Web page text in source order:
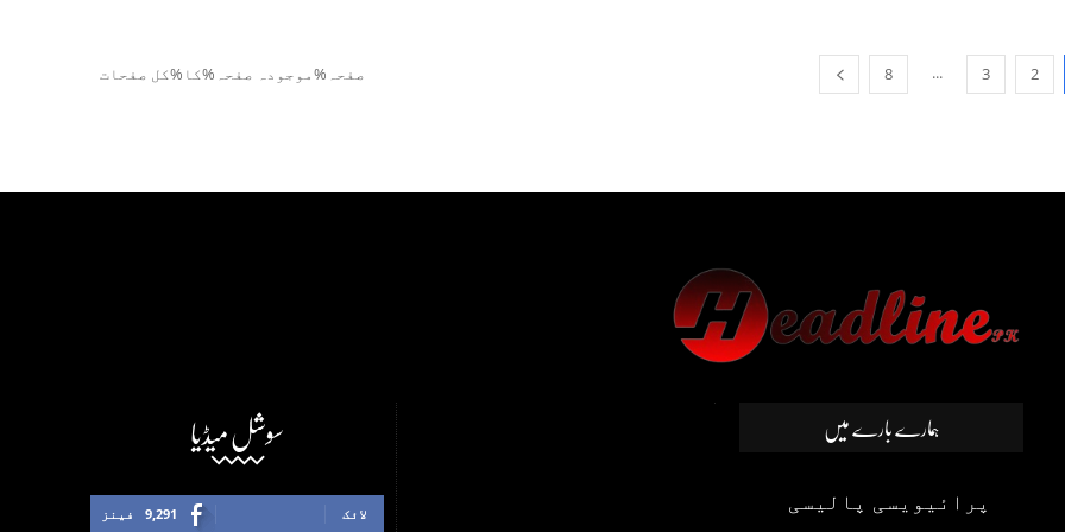
2
3
...
8 صفحہ%موجودہ صفحہ%کا%کل صفحات
سوشل میڈیا
9,291 فینز لائک
ہمارے بارے میں
پرائیویسی پالیسی